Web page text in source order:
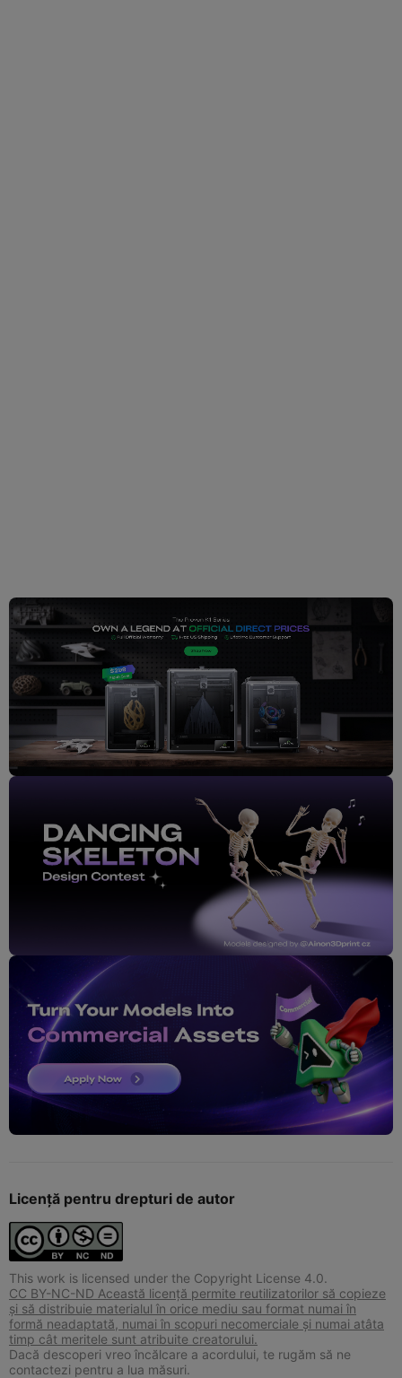
Licență pentru drepturi de autor
This work is licensed under the Copyright License 4.0.
CC BY-NC-ND Această licență permite reutilizatorilor să copieze
și să distribuie materialul în orice mediu sau format numai în
formă neadaptată, numai în scopuri necomerciale și numai atâta
timp cât meritele sunt atribuite creatorului.
Dacă descoperi vreo încălcare a acordului, te rugăm să ne
contactezi pentru a lua măsuri.